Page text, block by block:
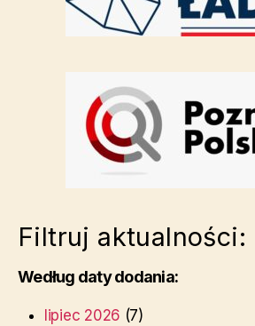
Filtruj aktualności:
Według daty dodania:
lipiec 2026 (7)